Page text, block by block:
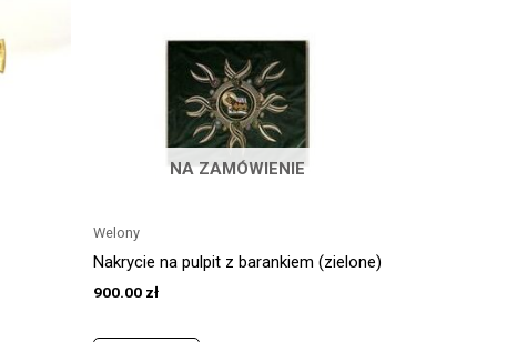
NA ZAMÓWIENIE
Welony
Nakrycie na pulpit z barankiem (zielone)
900.00 zł